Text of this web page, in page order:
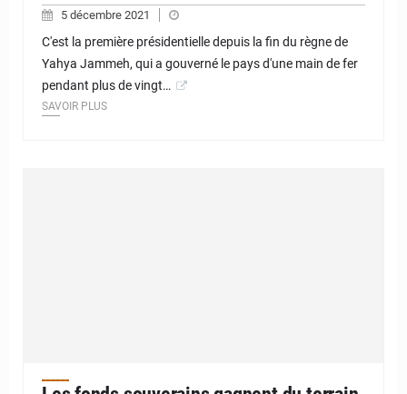
5 décembre 2021
C'est la première présidentielle depuis la fin du règne de
Yahya Jammeh, qui a gouverné le pays d'une main de fer
pendant plus de vingt…
SAVOIR PLUS